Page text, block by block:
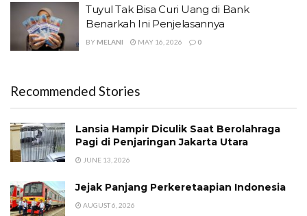
Tuyul Tak Bisa Curi Uang di Bank
Benarkah Ini Penjelasannya
BY MELANI MAY 16, 2026 0
Recommended Stories
Lansia Hampir Diculik Saat Berolahraga
Pagi di Penjaringan Jakarta Utara
JUNE 13, 2026
Jejak Panjang Perkeretaapian Indonesia
AUGUST 6, 2026